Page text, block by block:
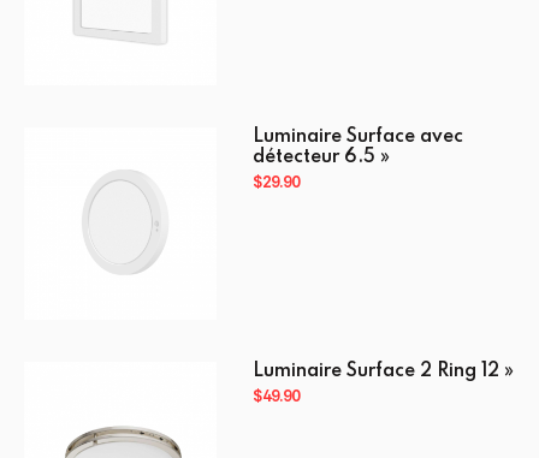
produit
a
choisies
sur
Luminaire Surface avec
détecteur 6.5 »
$29.90
Luminaire Surface 2 Ring 12 »
$49.90